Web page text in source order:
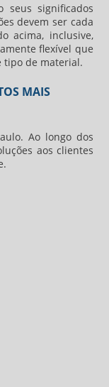
seus significados
devem ser cada
acima, inclusive,
flexível que
tipo de material.
MAIS
Ao longo dos
aos clientes